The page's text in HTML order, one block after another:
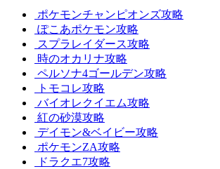
ポケモンチャンピオンズ攻略
ぽこあポケモン攻略
スプラレイダース攻略
時のオカリナ攻略
ペルソナ4ゴールデン攻略
トモコレ攻略
バイオレクイエム攻略
紅の砂漠攻略
デイモン&ベイビー攻略
ポケモンZA攻略
ドラクエ7攻略